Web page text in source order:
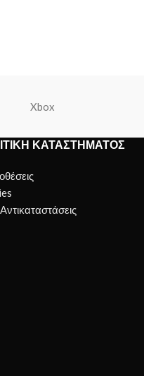
Xbox
ΚΑΤΑΣΤΉΜΑΤΟΣ